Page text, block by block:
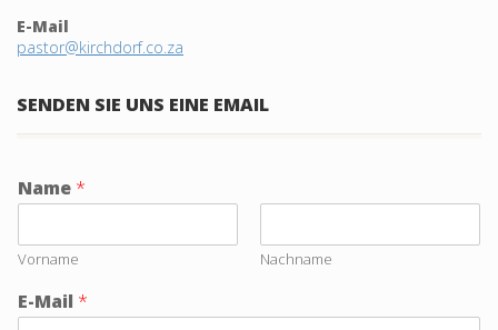
E-Mail
pastor@kirchdorf.co.za
SENDEN SIE UNS EINE EMAIL
Name *
Vorname Nachname
E-Mail *